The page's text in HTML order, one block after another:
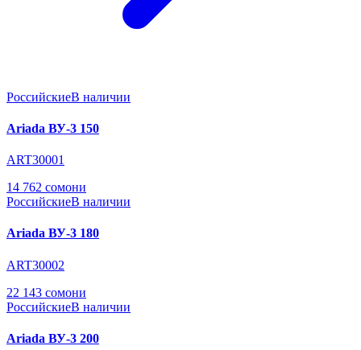
РоссийскиеВ наличии
Ariada ВУ-3 150
ART30001
14 762 сомони
РоссийскиеВ наличии
Ariada ВУ-3 180
ART30002
22 143 сомони
РоссийскиеВ наличии
Ariada ВУ-3 200